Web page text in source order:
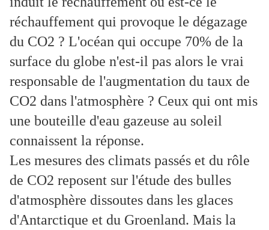
réchauffement qui provoque le dégazage
du CO2 ? L'océan qui occupe 70% de la
surface du globe n'est-il pas alors le vrai
responsable de l'augmentation du taux de
CO2 dans l'atmosphère ? Ceux qui ont mis
une bouteille d'eau gazeuse au soleil
connaissent la réponse.
Les mesures des climats passés et du rôle
de CO2 reposent sur l'étude des bulles
d'atmosphère dissoutes dans les glaces
d'Antarctique et du Groenland. Mais la